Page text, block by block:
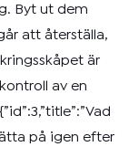
Byt ut dem
att återställa,
är
av en
på igen efter